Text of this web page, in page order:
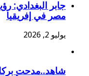
جابر البغدادي:
مصر في إفريقيا
يوليو 2, 2026
شاهد..مدحت